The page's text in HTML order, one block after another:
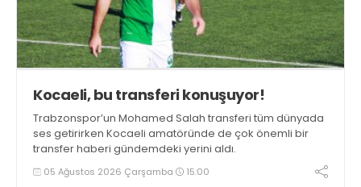
Kocaeli, bu transferi konuşuyor!
Trabzonspor’un Mohamed Salah transferi tüm dünyada
ses getirirken Kocaeli amatöründe de çok önemli bir
transfer haberi gündemdeki yerini aldı.
05 Ağustos 2026 Çarşamba 15:00